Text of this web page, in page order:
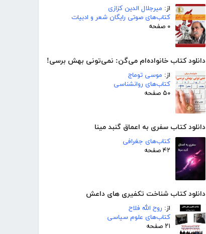
از: میرجلال الدین کزازی
کتاب‌های صوتی رایگان شعر و ادبیات
۰ صفحه
دانلود کتاب خانواده‌ام می‌گن: نمی‌تونی بهش برسی!
از: موسی توماج
کتاب‌های روانشناسی
۵۰ صفحه
دانلود کتاب سفری به اعماق گنبد مینا
کتاب‌های جغرافی
۴۲ صفحه
دانلود کتاب شناخت تکفیری های داعش
از: روح الله فلاح
کتاب‌های علوم سیاسی
۲۱ صفحه